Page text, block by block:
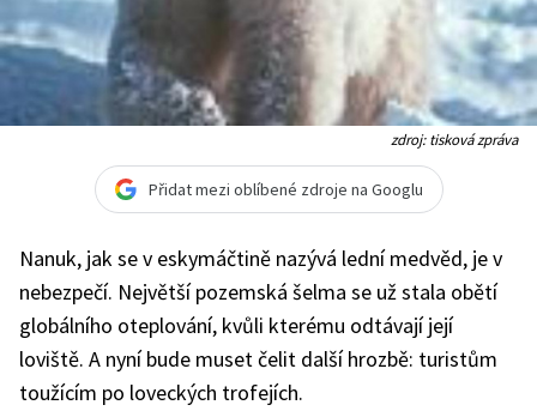
zdroj: tisková zpráva
Přidat mezi oblíbené zdroje na Googlu
Nanuk, jak se v eskymáčtině nazývá lední medvěd, je v
nebezpečí. Největší pozemská šelma se už stala obětí
globálního oteplování, kvůli kterému odtávají její
loviště. A nyní bude muset čelit další hrozbě: turistům
toužícím po loveckých trofejích.